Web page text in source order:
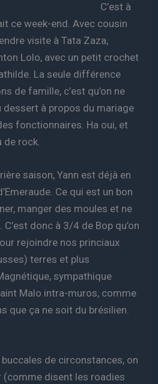
C’est à
ce week-end. Avec cousin
visite à Tata Zaza,
Lolo, avec un petit crochet
La seule différence
de famille, c’est qu’on ne
dessert à propos du mariage
fonctionnaires. Ha oui, et
de rock.
saison, Yann est déjà en
Ce qui est un bon
manger des moules et ne
donc à 3/4 de Bop qu’on
rejoindre nos princiaux
terres et plus
sympathique
Malo intra-muros, comme
que ça ne soit du brésilien.
de circonstances, on
(comme disent les roadies